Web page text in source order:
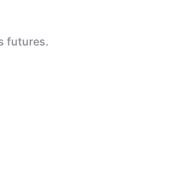
futures.